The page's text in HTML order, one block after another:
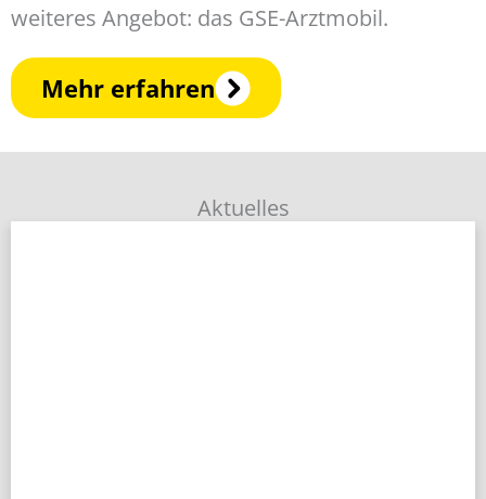
weiteres Angebot: das GSE-Arztmobil.
Mehr erfahren
Aktuelles